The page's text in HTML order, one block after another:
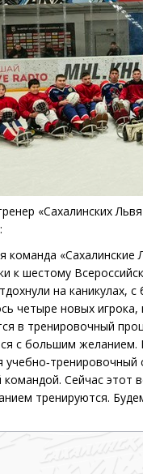
Серебряный
СКА
Тигры
Машина-Юниор
Карелия
МАХ
Акулы
«Сахалинских
команда
к шестому
на каникулах,
четыре новых
в тренировочный
с большим
учебно‐тренировочный
командой. Сейчас этот
тренируются.